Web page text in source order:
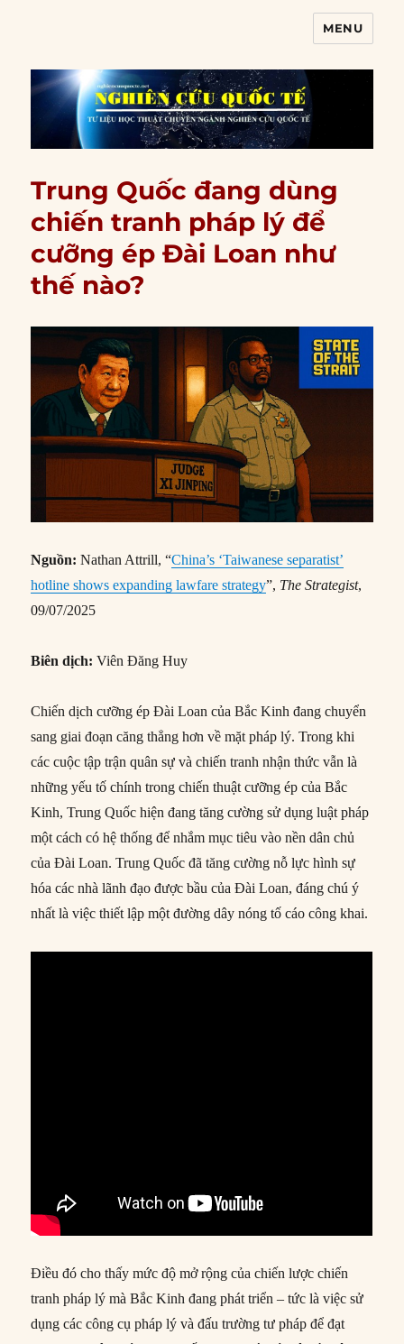
MENU
Trung Quốc đang dùng
chiến tranh pháp lý để
cưỡng ép Đài Loan như
thế nào?
Nguồn:Nathan Attrill, “China’s ‘Taiwanese separatist’
hotline shows expanding lawfare strategy”, The Strategist,
09/07/2025
Biên dịch:Viên Đăng Huy
Chiến dịch cưỡng ép Đài Loan của Bắc Kinh đang chuyển
sang giai đoạn căng thẳng hơn về mặt pháp lý. Trong khi
các cuộc tập trận quân sự và chiến tranh nhận thức vẫn là
những yếu tố chính trong chiến thuật cưỡng ép của Bắc
Kinh, Trung Quốc hiện đang tăng cường sử dụng luật pháp
một cách có hệ thống để nhắm mục tiêu vào nền dân chủ
của Đài Loan. Trung Quốc đã tăng cường nỗ lực hình sự
hóa các nhà lãnh đạo được bầu của Đài Loan, đáng chú ý
nhất là việc thiết lập một đường dây nóng tố cáo công khai.
Điều đó cho thấy mức độ mở rộng của chiến lược chiến
tranh pháp lý mà Bắc Kinh đang phát triển – tức là việc sử
dụng các công cụ pháp lý và đấu trường tư pháp để đạt